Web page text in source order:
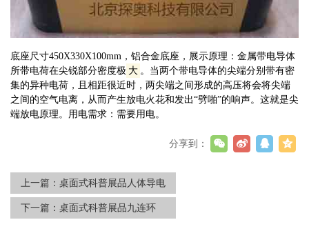
底座尺寸450X330X100mm， 铝合金底座， 展示原理：金属带电导体
所带电荷在尖锐部分密度极 大 。当两个带电导体的尖端分别带有密
集的异种电荷，且相距很近时，两尖端之间形成的高压将会将尖端
之间的空气电离，从而产生放电火花和发出“劈啪”的响声。这就是尖
端放电原理。用电需求：需要用电。
分享到：
上一篇： 桌面式科普展品人体导电
下一篇： 桌面式科普展品九连环